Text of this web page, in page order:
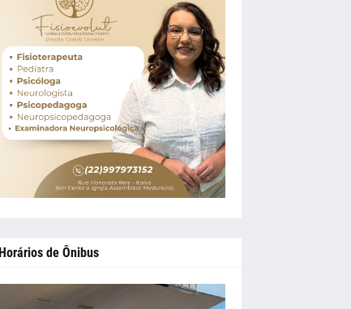
Horários de Ônibus